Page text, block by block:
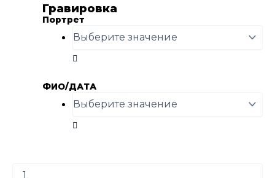
Гравировка
Портрет
ФИО/ДАТА
Количество